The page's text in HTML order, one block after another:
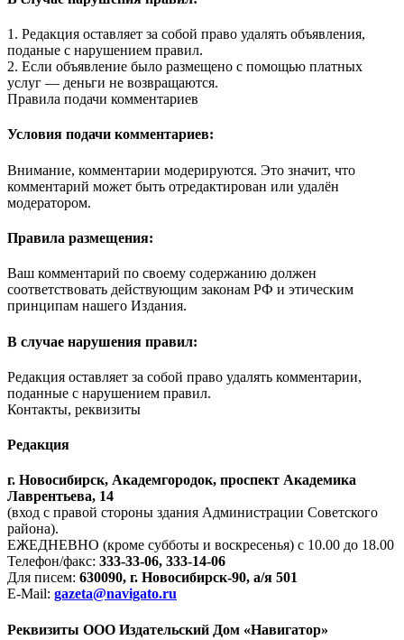
1. Редакция оставляет за собой право удалять объявления,
поданые с нарушением правил.
2. Если объявление было размещено с помощью платных
услуг — деньги не возвращаются.
Правила подачи комментариев
Условия подачи комментариев:
Внимание, комментарии модерируются. Это значит, что
комментарий может быть отредактирован или удалён
модератором.
Правила размещения:
Ваш комментарий по своему содержанию должен
соответствовать действующим законам РФ и этическим
принципам нашего Издания.
В случае нарушения правил:
Редакция оставляет за собой право удалять комментарии,
поданные с нарушением правил.
Контакты, реквизиты
Редакция
г. Новосибирск, Академгородок, проспект Академика
Лаврентьева, 14
(вход с правой стороны здания Администрации Советского
района).
ЕЖЕДНЕВНО (кроме субботы и воскресенья) с 10.00 до 18.00
Телефон/факс: 333-33-06, 333-14-06
Для писем: 630090, г. Новосибирск-90, а/я 501
E-Mail: gazeta@navigato.ru
Реквизиты ООО Издательский Дом «Навигатор»